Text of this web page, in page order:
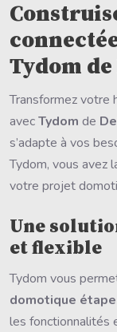
Tydom
Transformez votre
avecTydom de
s’adapte à vos
Tydom, vous avez
votre projet
Une
et flexible
Tydom vous
domotique
les fonctionnalités